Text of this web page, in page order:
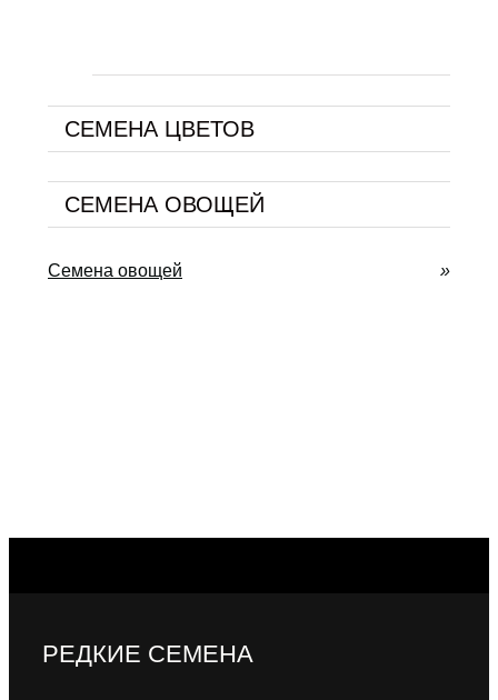
СЕМЕНА ЦВЕТОВ
СЕМЕНА ОВОЩЕЙ
Семена овощей »
РЕДКИЕ СЕМЕНА